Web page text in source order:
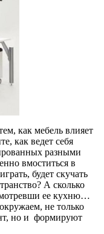
как мебель влияет
как ведет себя
разными
вмоститься в
будет скучать
А сколько
ее кухню…
не только
но и формируют